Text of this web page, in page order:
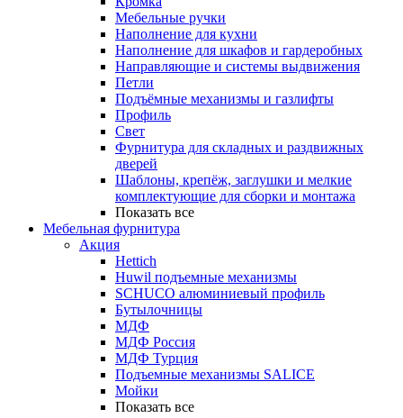
Мебельные ручки
Наполнение для кухни
Наполнение для шкафов и гардеробных
Направляющие и системы выдвижения
Петли
Подъёмные механизмы и газлифты
Профиль
Свет
Фурнитура для складных и раздвижных
дверей
Шаблоны, крепёж, заглушки и мелкие
комплектующие для сборки и монтажа
Показать все
Мебельная фурнитура
Акция
Hettich
Huwil подъемные механизмы
SCHUCO алюминиевый профиль
Бутылочницы
МДФ
МДФ Россия
МДФ Турция
Подъемные механизмы SALICE
Мойки
Показать все